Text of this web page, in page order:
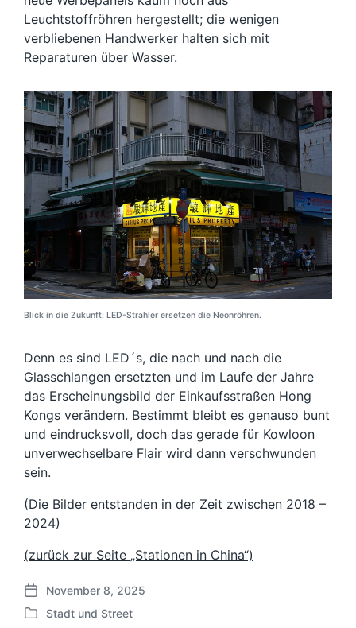
Leuchtstoffröhren hergestellt; die wenigen
verbliebenen Handwerker halten sich mit
Reparaturen über Wasser.
Blick in die Zukunft: LED-Strahler ersetzen die Neonröhren.
Denn es sind LED´s, die nach und nach die
Glasschlangen ersetzten und im Laufe der Jahre
das Erscheinungsbild der Einkaufsstraßen Hong
Kongs verändern. Bestimmt bleibt es genauso bunt
und eindrucksvoll, doch das gerade für Kowloon
unverwechselbare Flair wird dann verschwunden
sein.
(Die Bilder entstanden in der Zeit zwischen 2018 –
2024)
(zurück zur Seite „Stationen in China“)
V
e
November 8, 2025
V
Stadt und Street